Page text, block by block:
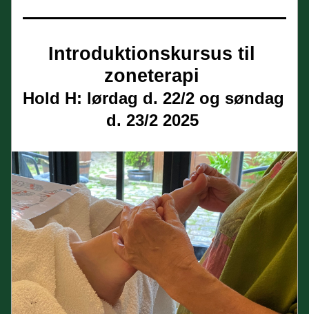
Introduktionskursus til
zoneterapi
Hold H: lørdag d. 22/2 og søndag
d. 23/2 2025